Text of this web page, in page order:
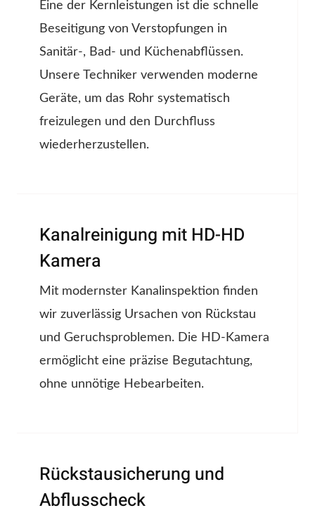
Eine der Kernleistungen ist die schnelle
Beseitigung von Verstopfungen in
Sanitär-, Bad- und Küchenabflüssen.
Unsere Techniker verwenden moderne
Geräte, um das Rohr systematisch
freizulegen und den Durchfluss
wiederherzustellen.
Kanalreinigung mit HD-HD
Kamera
Mit modernster Kanalinspektion finden
wir zuverlässig Ursachen von Rückstau
und Geruchsproblemen. Die HD-Kamera
ermöglicht eine präzise Begutachtung,
ohne unnötige Hebearbeiten.
Rückstausicherung und
Abflusscheck